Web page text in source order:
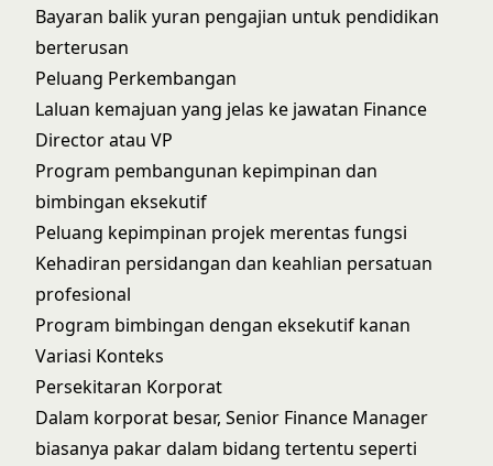
Bayaran balik yuran pengajian untuk pendidikan
berterusan
Peluang Perkembangan
Laluan kemajuan yang jelas ke jawatan Finance
Director atau VP
Program pembangunan kepimpinan dan
bimbingan eksekutif
Peluang kepimpinan projek merentas fungsi
Kehadiran persidangan dan keahlian persatuan
profesional
Program bimbingan dengan eksekutif kanan
Variasi Konteks
Persekitaran Korporat
Dalam korporat besar, Senior Finance Manager
biasanya pakar dalam bidang tertentu seperti